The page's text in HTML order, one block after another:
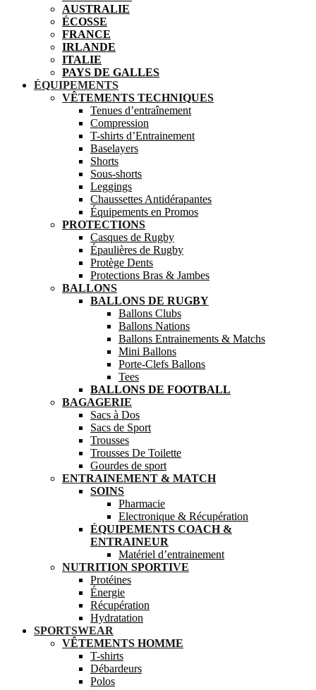
AUSTRALIE
ÉCOSSE
FRANCE
IRLANDE
ITALIE
PAYS DE GALLES
ÉQUIPEMENTS
VÊTEMENTS TECHNIQUES
Tenues d’entraînement
Compression
T-shirts d’Entrainement
Baselayers
Shorts
Sous-shorts
Leggings
Chaussettes Antidérapantes
Équipements en Promos
PROTECTIONS
Casques de Rugby
Épaulières de Rugby
Protège Dents
Protections Bras & Jambes
BALLONS
BALLONS DE RUGBY
Ballons Clubs
Ballons Nations
Ballons Entrainements & Matchs
Mini Ballons
Porte-Clefs Ballons
Tees
BALLONS DE FOOTBALL
BAGAGERIE
Sacs à Dos
Sacs de Sport
Trousses
Trousses De Toilette
Gourdes de sport
ENTRAINEMENT & MATCH
SOINS
Pharmacie
Electronique & Récupération
ÉQUIPEMENTS COACH &
ENTRAINEUR
Matériel d’entrainement
NUTRITION SPORTIVE
Protéines
Énergie
Récupération
Hydratation
SPORTSWEAR
VÊTEMENTS HOMME
T-shirts
Débardeurs
Polos